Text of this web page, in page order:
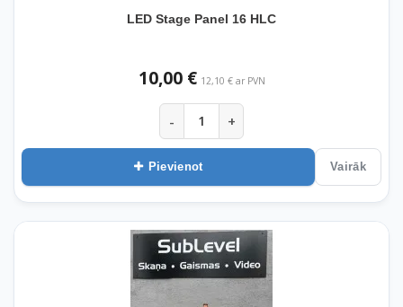
LED Stage Panel 16 HLC
10,00 € 12,10 € ar PVN
- +
Pievienot Vairāk